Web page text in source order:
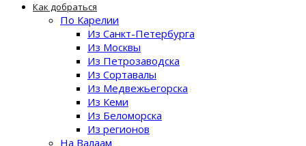
Как добраться
По Карелии
Из Санкт-Петербурга
Из Москвы
Из Петрозаводска
Из Сортавалы
Из Медвежьегорска
Из Кеми
Из Беломорска
Из регионов
На Валаам